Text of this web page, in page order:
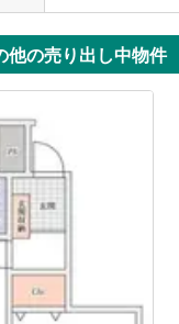
他の売り出し中物件